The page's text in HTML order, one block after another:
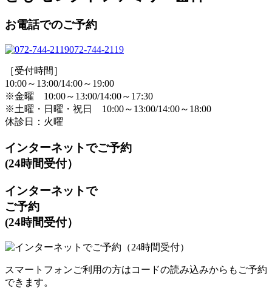
お電話でのご予約
072-744-2119
［受付時間］
10:00～13:00/14:00～19:00
※金曜 10:00～13:00/14:00～17:30
※土曜・日曜・祝日 10:00～13:00/14:00～18:00
休診日：火曜
インターネットでご予約
(24時間受付）
インターネットで
ご予約
(24時間受付）
スマートフォンご利用の方はコードの読み込みからも ご予約
できます。